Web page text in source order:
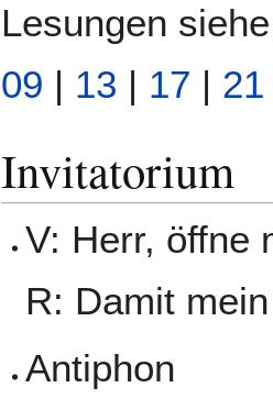
Lesungen
09 | 13 | 17 | 21
Invitatorium
V: Herr, öffne
R: Damit
Antiphon